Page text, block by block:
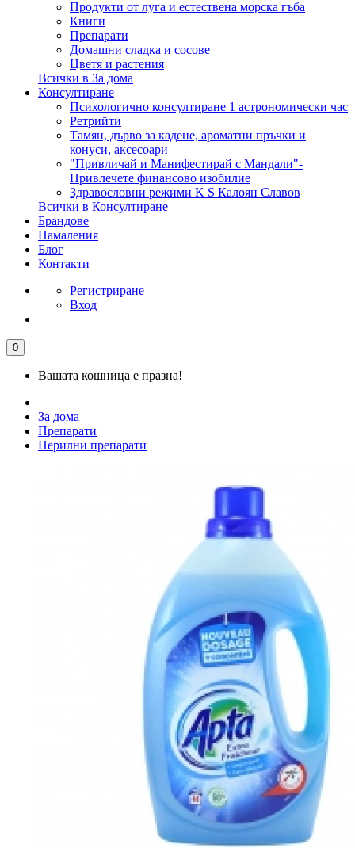
Продукти от луга и естествена морска гъба
Книги
Препарати
Домашни сладка и сосове
Цветя и растения
Всички в За дома
Консултиране
Психологично консултиране 1 астрономически час
Ретрийти
Тамян, дърво за кадене, ароматни пръчки и
конуси, аксесоари
"Привличай и Манифестирай с Мандали"-
Привлечете финансово изобилие
Здравословни режими K S Калоян Славов
Всички в Консултиране
Брандове
Намаления
Блог
Контакти
Регистриране
Вход
0
Вашата кошница е празна!
За дома
Препарати
Перилни препарати